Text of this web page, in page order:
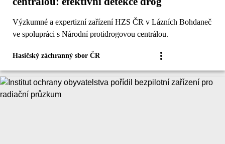
Výzkumné a expertizní zařízení HZS ČR v Lázních Bohdaneč
ve spolupráci s Národní protidrogovou centrálou.
Hasičský záchranný sbor ČR